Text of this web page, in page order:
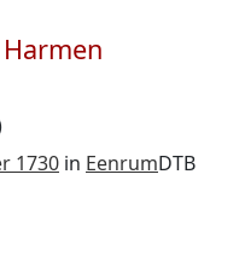
1730 in EenrumDTB